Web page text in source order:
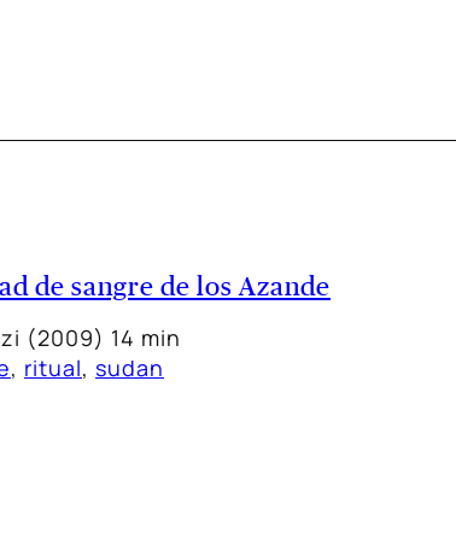
de sangre de los Azande
(2009) 14 min
, ritual, sudan